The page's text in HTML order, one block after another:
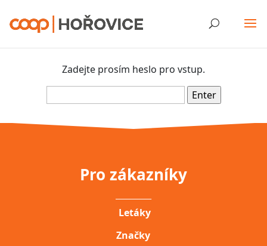
Zadejte prosím heslo pro vstup.
Pro zákazníky
Letáky
Značky